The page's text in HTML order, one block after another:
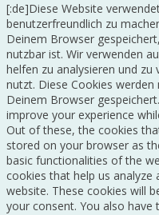
[:de]Diese Website
benutzerfreundlich zu
Deinem Browser
nutzbar ist. Wir verwenden
helfen zu analysieren und zu
nutzt. Diese Cookies
Deinem Browser
improve your experience
Out of these, the cookies
stored on your browser as
basic functionalities of the
cookies that help us analyze
website. These cookies will
your consent. You also